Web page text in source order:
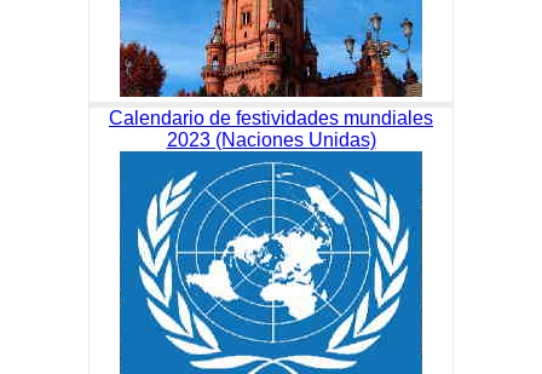
Calendario de festividades mundiales
2023 (Naciones Unidas)